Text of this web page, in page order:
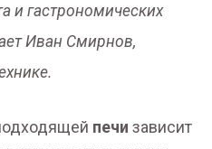
и гастрономических
Иван Смирнов,
печи зависит